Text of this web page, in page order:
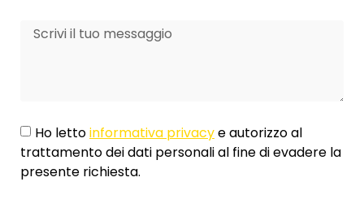
Ho lettoinformativa privacye autorizzo al
trattamento dei dati personali al fine di evadere la
presente richiesta.